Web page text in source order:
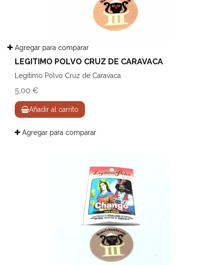
Agregar para comparar
LEGITIMO POLVO CRUZ DE CARAVACA
Legitimo Polvo Cruz de Caravaca.
5,00 €
Añadir al carrito
Agregar para comparar